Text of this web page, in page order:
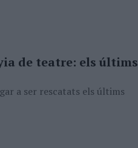
de teatre: els últims
a ser rescatats els últims